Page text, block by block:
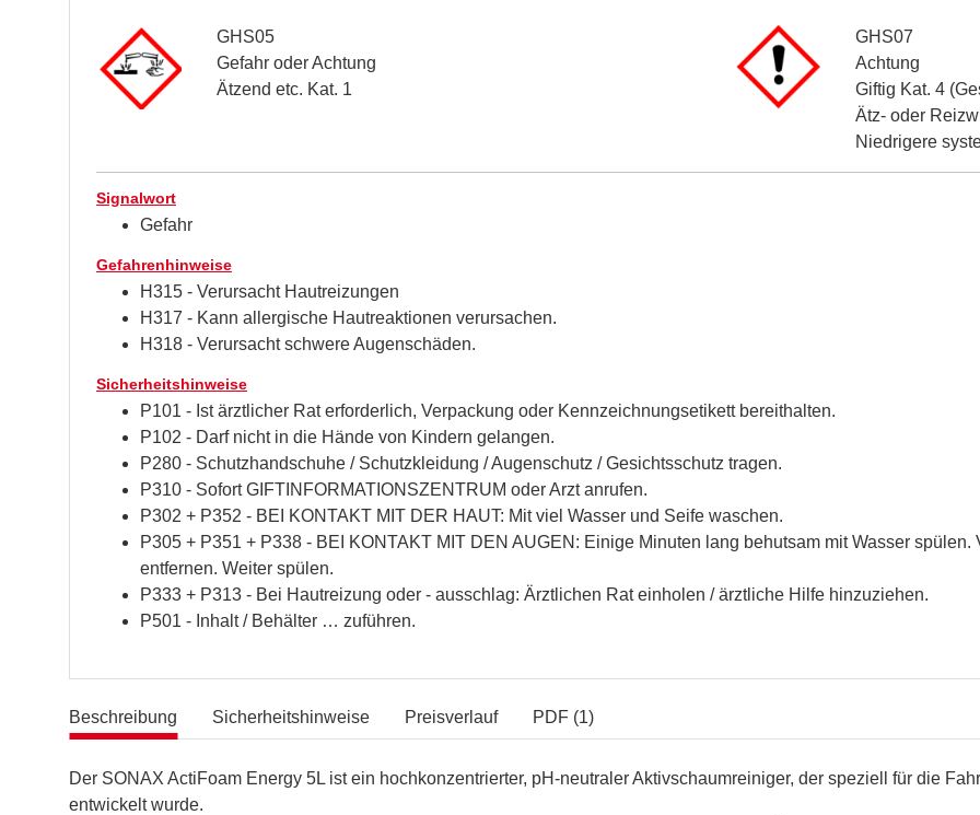
GHS05
Gefahr oder Achtung
Ätzend etc. Kat. 1
GHS07
Achtung
Giftig Kat. 4
Ätz- oder
Niedrigere
Signalwort
Gefahr
Gefahrenhinweise
H315 - Verursacht Hautreizungen
H317 - Kann allergische Hautreaktionen verursachen.
H318 - Verursacht schwere Augenschäden.
Sicherheitshinweise
P101 - Ist ärztlicher Rat erforderlich, Verpackung oder Kennzeichnungsetikett bereithalten.
P102 - Darf nicht in die Hände von Kindern gelangen.
P280 - Schutzhandschuhe / Schutzkleidung / Augenschutz / Gesichtsschutz tragen.
P310 - Sofort GIFTINFORMATIONSZENTRUM oder Arzt anrufen.
P302 + P352 - BEI KONTAKT MIT DER HAUT: Mit viel Wasser und Seife waschen.
P305 + P351 + P338 - BEI KONTAKT MIT DEN AUGEN: Einige Minuten lang behutsam mit Wasser
entfernen. Weiter spülen.
P333 + P313 - Bei Hautreizung oder - ausschlag: Ärztlichen Rat einholen / ärztliche Hilfe hinzuziehen.
P501 - Inhalt / Behälter … zuführen.
Beschreibung Sicherheitshinweise Preisverlauf PDF (1)
Der SONAX ActiFoam Energy 5L ist ein hochkonzentrierter, pH-neutraler Aktivschaumreiniger, der speziell für die
entwickelt wurde.